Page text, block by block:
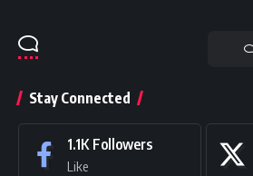
Stay Connected
1.1K Followers
Like